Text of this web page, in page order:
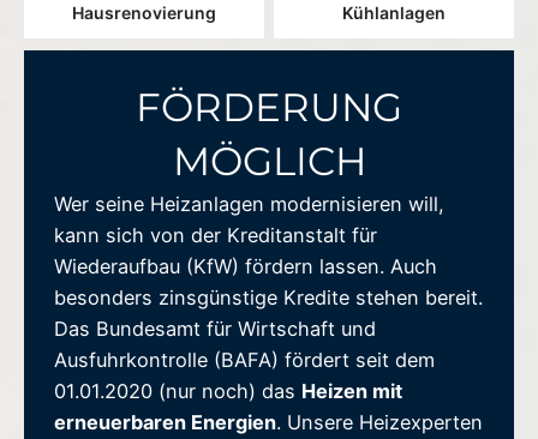
Hausrenovierung Kühlanlagen
FÖRDERUNG
MÖGLICH
Wer seine Heizanlagen modernisieren will,
kann sich von der Kreditanstalt für
Wiederaufbau (KfW) fördern lassen. Auch
besonders zinsgünstige Kredite stehen bereit.
Das Bundesamt für Wirtschaft und
Ausfuhrkontrolle (BAFA) fördert seit dem
01.01.2020 (nur noch) das Heizen mit
erneuerbaren Energien. Unsere Heizexperten